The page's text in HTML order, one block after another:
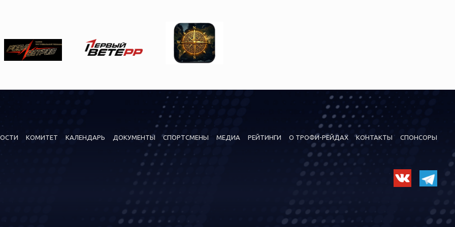
КОМИТЕТ КАЛЕНДАРЬ ДОКУМЕНТЫ СПОРТСМЕНЫ МЕДИА РЕЙТИНГИ О ТРОФИ-РЕЙДАХ КОНТАКТЫ СПОНСОРЫ